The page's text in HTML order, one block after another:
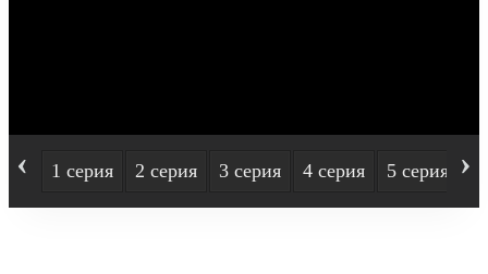
‹ 1 серия 2 серия 3 серия 4 серия 5 серия ›